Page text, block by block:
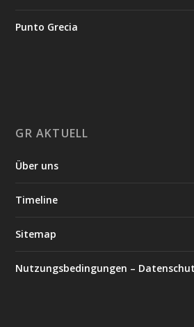
Punto Grecia
GR AKTUELL
Über uns
Timeline
Sitemap
Nutzungsbedingungen –